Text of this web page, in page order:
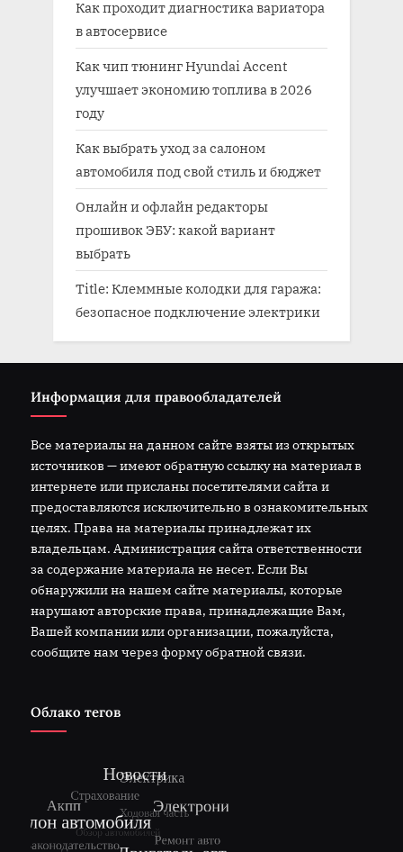
Как проходит диагностика вариатора
в автосервисе
Как чип тюнинг Hyundai Accent
улучшает экономию топлива в 2026
году
Как выбрать уход за салоном
автомобиля под свой стиль и бюджет
Онлайн и офлайн редакторы
прошивок ЭБУ: какой вариант
выбрать
Title: Клеммные колодки для гаража:
безопасное подключение электрики
Информация для правообладателей
Все материалы на данном сайте взяты из открытых
источников — имеют обратную ссылку на материал в
интернете или присланы посетителями сайта и
предоставляются исключительно в ознакомительных
целях. Права на материалы принадлежат их
владельцам. Администрация сайта ответственности
за содержание материала не несет. Если Вы
обнаружили на нашем сайте материалы, которые
нарушают авторские права, принадлежащие Вам,
Вашей компании или организации, пожалуйста,
сообщите нам через форму обратной связи.
Облако тегов